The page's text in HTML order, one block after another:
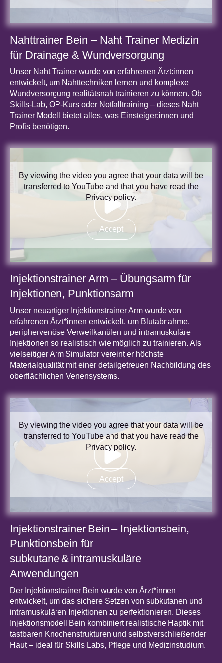
Nahttrainer Bein – Naht Trainer Medizin
für Drainage & Wundversorgung
Unser Naht Trainer wurde von erfahrenen Ärzt:innen
entwickelt, um Nahttechniken lernen und komplexe
Wundversorgung realitätsnah trainieren zu können. Ob
Skills-Lab, OP-Kurs oder Notfalltraining – dieses Naht
Trainer Modell bietet alles, was Einsteiger:innen und
Profis benötigen.
By viewing the video you agree that your data will be
transferred to YouTube and that you have read the
Privacy policy.
Accept
Injektionstrainer Arm – Übungsarm für
Injektionen, Punktionsarm
Unser neuartiger Injektionstrainer Arm wurde von
erfahrenen Ärzt*innen entwickelt, um Blutabnahme,
periphervenöse Verweilkanülen und intramuskuläre
Injektionen so realistisch wie möglich zu trainieren. Als
vielseitiger Arm Simulator vereint er höchste
Materialqualität mit einer detailgetreuen Nachbildung des
oberflächlichen Venensystems.
By viewing the video you agree that your data will be
transferred to YouTube and that you have read the
Privacy policy.
Accept
Injektionstrainer Bein – Injektionsbein,
Punktionsbein für
subkutane & intramuskuläre
Anwendungen
Der Injektionstrainer Bein wurde von Ärzt*innen
entwickelt, um das sichere Setzen von subkutanen und
intramuskulären Injektionen zu perfektionieren. Dieses
Injektionsmodell Bein kombiniert realistische Haptik mit
tastbaren Knochenstrukturen und selbstverschließender
Haut – ideal für Skills Labs, Pflege und Medizinstudium.